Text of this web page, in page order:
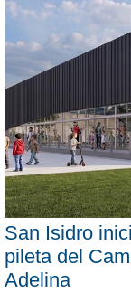
San Isidro
pileta del
Adelina